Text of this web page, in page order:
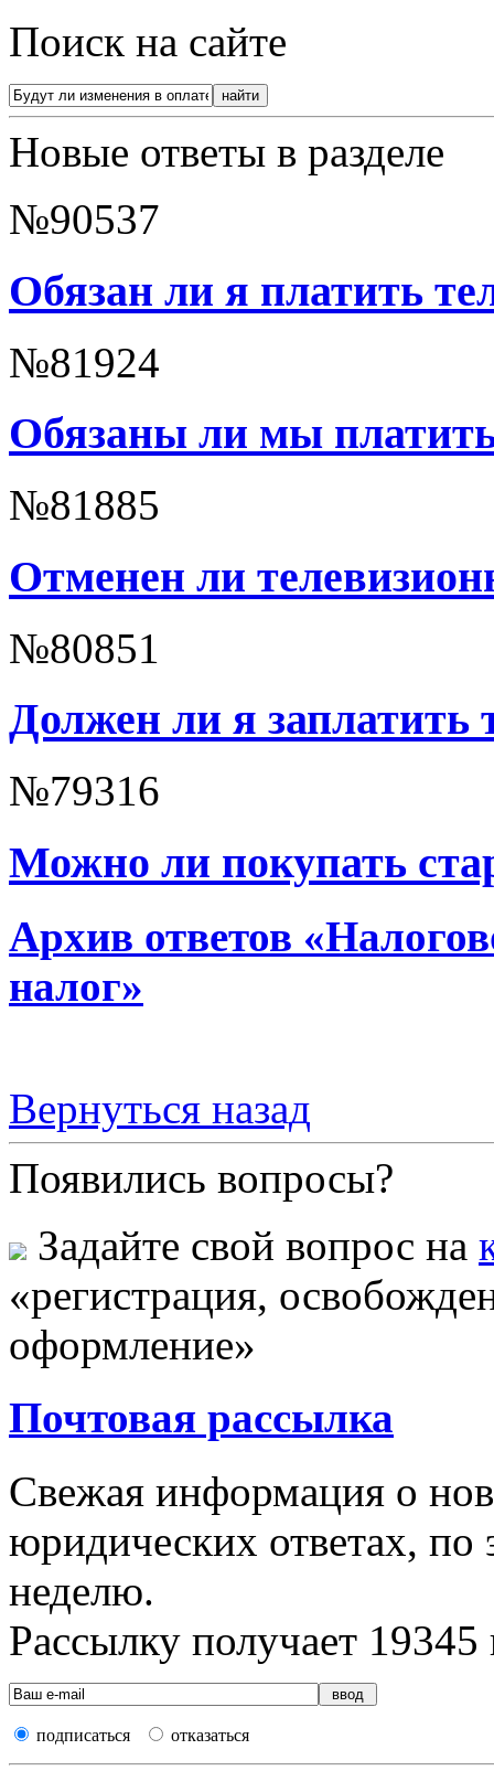
Поиск на сайте
Новые ответы в разделе
№90537
Обязан ли я платить
№81924
Обязаны ли мы
№81885
Отменен ли
№80851
Должен ли я заплатить
№79316
Можно ли покупать
Архив ответов
налог»
Вернуться назад
Появились вопросы?
Задайте свой вопрос на
«регистрация,
оформление»
Почтовая рассылка
Свежая информация о
юридических ответах, по
неделю.
Рассылку получает 19345
подписаться отказаться